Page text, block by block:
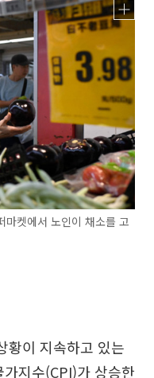
켓에서 노인이 채소를 고
황이 지속하고 있는
지수(CPI)가 상승한